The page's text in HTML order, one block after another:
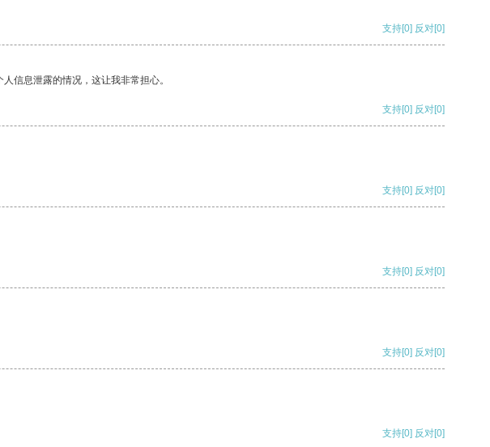
支持[0] 反对[0]
信息泄露的情况，这让我非常担心。
支持[0] 反对[0]
支持[0] 反对[0]
支持[0] 反对[0]
支持[0] 反对[0]
支持[0] 反对[0]